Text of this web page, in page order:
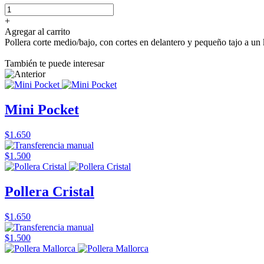
+
Agregar al carrito
Pollera corte medio/bajo, con cortes en delantero y pequeño tajo a un
También te puede interesar
Mini Pocket
$1.650
$1.500
Pollera Cristal
$1.650
$1.500